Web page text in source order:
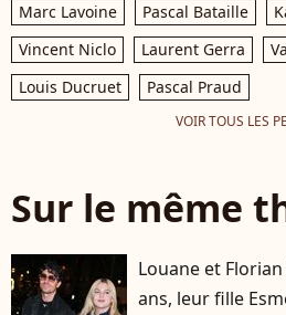
Marc Lavoine Pascal Bataille
Vincent Niclo
Laurent Gerra
Louis Ducruet
Pascal Praud
VOIR TOUS LES
Sur le même
Louane et
ans, leur fille